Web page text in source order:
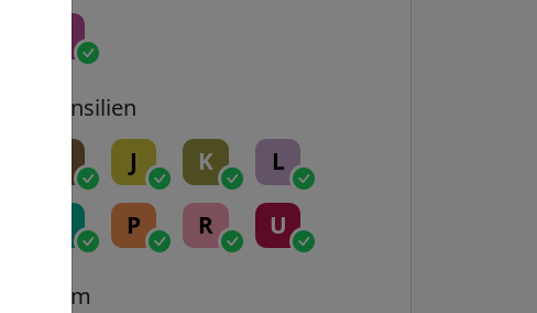
Transilien
J K L
P R U
Tram